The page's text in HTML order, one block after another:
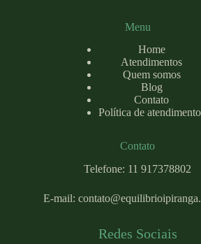
Menu
Home
Atendimentos
Quem somos
Blog
Contato
Política de
Contato
Telefone: 11 917378802
E-mail:
Redes Sociais